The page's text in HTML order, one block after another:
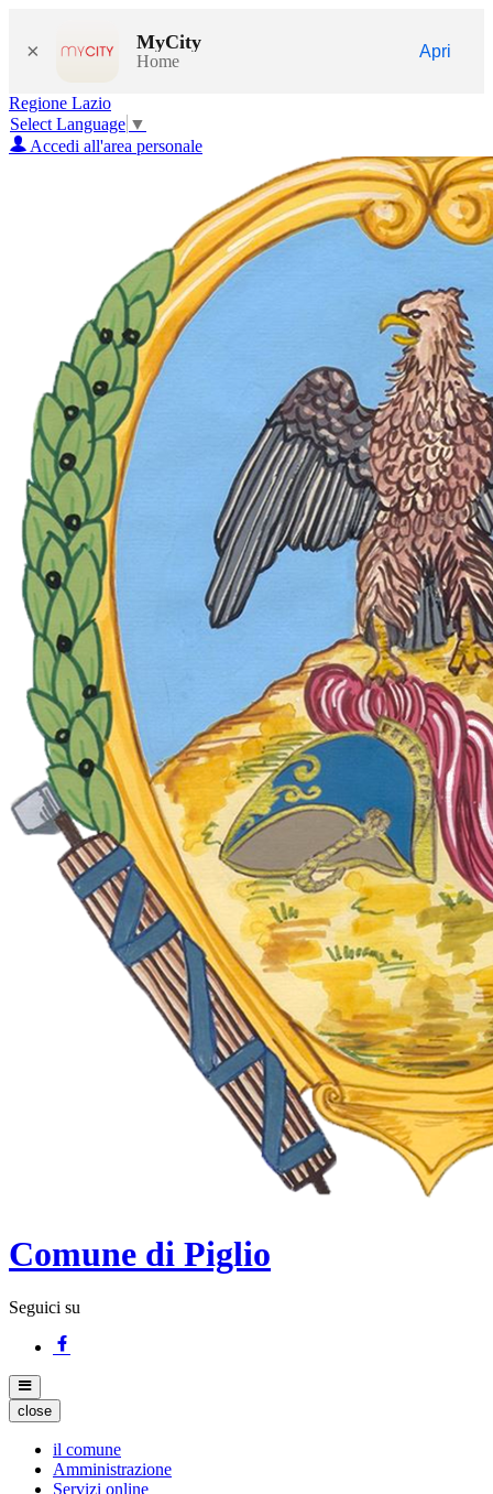
× MyCity
Home
Apri
Regione Lazio
Select Language ▼
Accedi all'area personale
Comune di Piglio
Seguici su
close
il comune
Amministrazione
Servizi online